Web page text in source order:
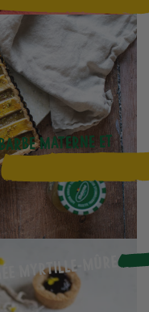
Materne et
mûre